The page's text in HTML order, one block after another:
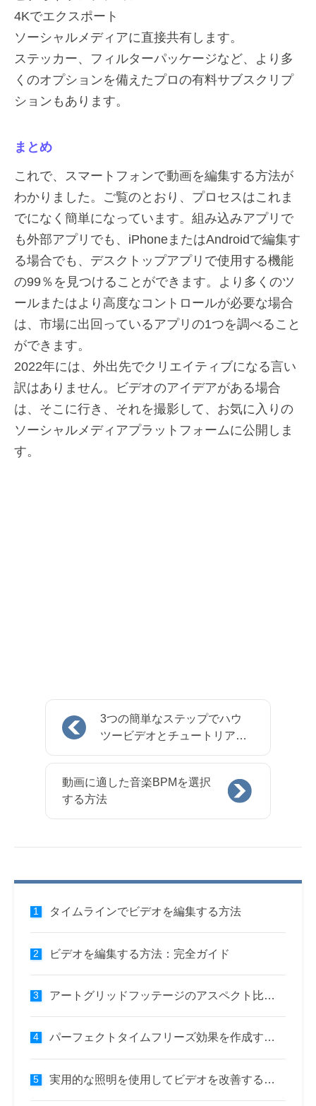
4Kでエクスポート
ソーシャルメディアに直接共有します。
ステッカー、フィルターパッケージなど、より多
くのオプションを備えたプロの有料サブスクリプ
ションもあります。
まとめ
これで、スマートフォンで動画を編集する方法が
わかりました。ご覧のとおり、プロセスはこれま
でになく簡単になっています。組み込みアプリで
も外部アプリでも、iPhoneまたはAndroidで編集す
る場合でも、デスクトップアプリで使用する機能
の99％を見つけることができます。より多くのツ
ールまたはより高度なコントロールが必要な場合
は、市場に出回っているアプリの1つを調べること
ができます。
2022年には、外出先でクリエイティブになる言い
訳はありません。ビデオのアイデアがある場合
は、そこに行き、それを撮影して、お気に入りの
ソーシャルメディアプラットフォームに公開しま
す。
3つの簡単なステップでハウ
ツービデオとチュートリアル
を作成する方法
動画に適した音楽BPMを選択
する方法
タイムラインでビデオを編集する方法
ビデオを編集する方法：完全ガイド
アートグリッドフッテージのアスペクト比を変更し、より優れたソーシャルメディアビデオを作成する
パーフェクトタイムフリーズ効果を作成する方法
実用的な照明を使用してビデオを改善する方法